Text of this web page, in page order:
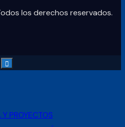
los derechos reservados.
Y PROYECTOS